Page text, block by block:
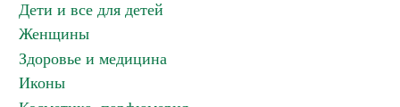
Дети и все для детей
Женщины
Здоровье и медицина
Иконы